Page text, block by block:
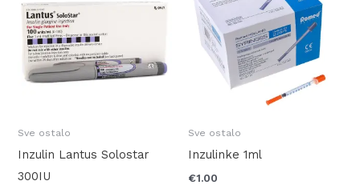
Sve ostalo
Inzulin Lantus Solostar
300IU
Sve ostalo
Inzulinke 1ml
€1.00